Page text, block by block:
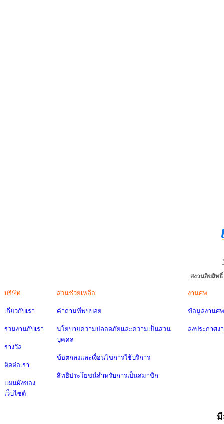
สงวนลิขสิท
บริษัท
เกี่ยวกับเรา
ร่วมงานกับเรา
รางวัล
ติดต่อเรา
แผนผังของ
เว็บไซต์
ส่วนช่วยเหลือ
คำถามที่พบบ่อย
นโยบายความปลอดภัยและความเป็นส่วน
บุคคล
ข้อตกลงและเงื่อนไขการใช้บริการ
สิทธิประโยชน์สำหรับการเป็นสมาชิก
งานศพ
ข้อมูลงานศพ
ลงประกาศง